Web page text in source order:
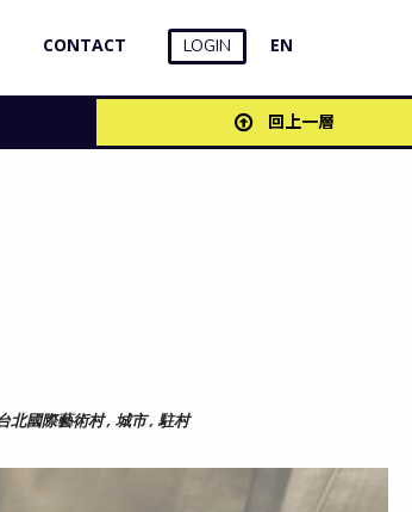
CONTACT LOGIN EN
回上一層
北國際藝術村 , 城市 , 駐村